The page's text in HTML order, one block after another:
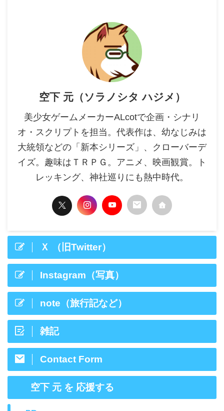
空下 元（ソラノシタ ハジメ）
美少女ゲームメーカーALcotで企画・シナリ
オ・スクリプトを担当。代表作は、幼なじみは
大統領などの「新本シリーズ」、クローバーデ
イズ。趣味はＴＲＰＧ。アニメ、映画観賞。ト
レッキング、神社巡りにも熱中時代。
Ｘ （旧Twitter）
Instagram（写真）
note（旅行記など）
雑記
Contact Form
空下 元 を 応援する